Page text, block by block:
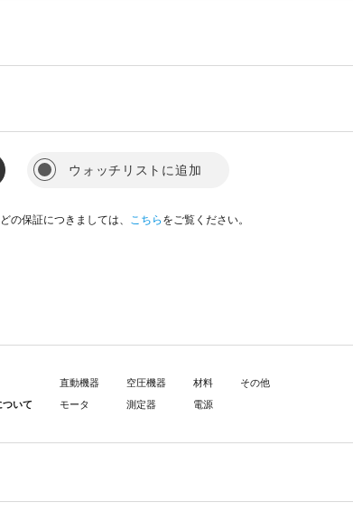
ウォッチリストに追加
の保証につきましては、 こちら をご覧ください。
ついて
直動機器
モータ
空圧機器
測定器
材料
電源
その他